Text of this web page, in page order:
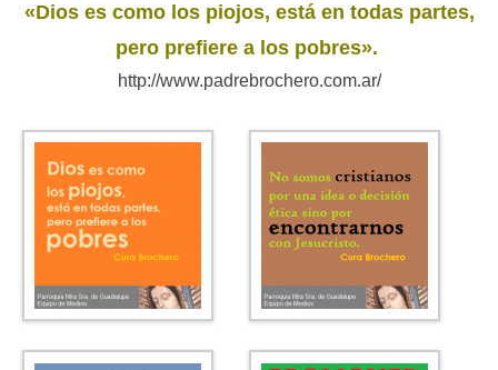
«Dios es como los piojos, está en todas partes,
pero prefiere a los pobres».
http://www.padrebrochero.com.ar/